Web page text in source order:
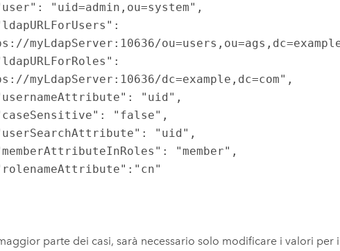
myLdapServer:10636/
myLdapServer:10636/dc=example,dc=com",
parte dei casi, sarà necessario solo modificare i valori per